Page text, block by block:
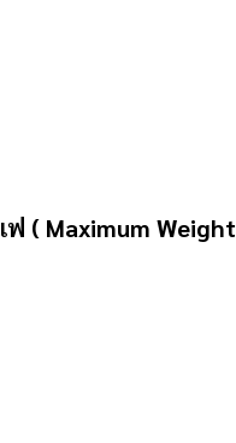
ฟ ( Maximum Weight